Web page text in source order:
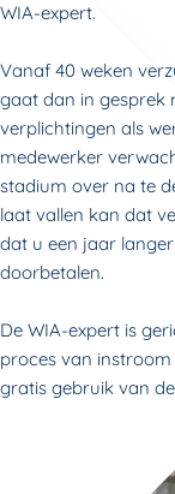
WIA-expert.
Vanaf 40 weken
gaat dan in gesprek
verplichtingen als
medewerker
stadium over na te
laat vallen kan dat
dat u een jaar
doorbetalen.
De WIA-expert is
proces van instroom
gratis gebruik van